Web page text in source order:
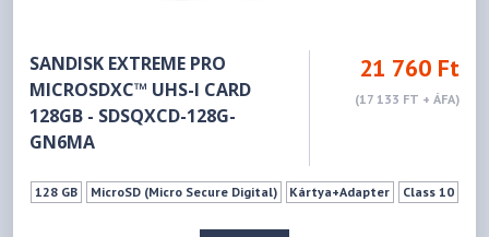
SANDISK EXTREME PRO
MICROSDXC™ UHS-I CARD
128GB - SDSQXCD-128G-
GN6MA
21 760 Ft
(17 133 FT + ÁFA)
128 GB MicroSD (Micro Secure Digital) Kártya+Adapter Class 10